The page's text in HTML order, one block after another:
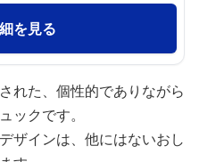
を見る
れた、個性的でありながら
ックです。
ザインは、他にはないおし